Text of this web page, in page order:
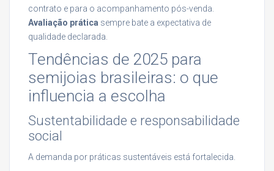
contrato e para o acompanhamento pós-venda.
Avaliação prática sempre bate a expectativa de
qualidade declarada.
Tendências de 2025 para
semijoias brasileiras: o que
influencia a escolha
Sustentabilidade e responsabilidade
social
A demanda por práticas sustentáveis está fortalecida.